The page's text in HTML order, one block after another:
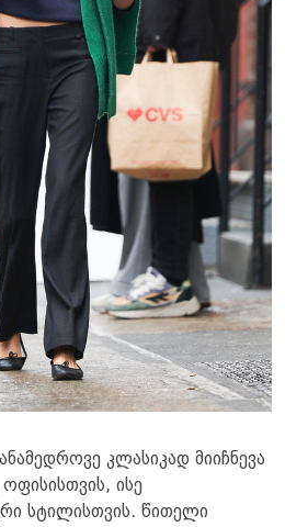
კლასიკად მიიჩნევა
ისე
სტილისთვის. წითელი